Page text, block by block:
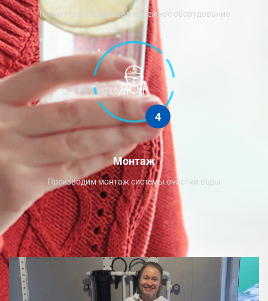
Только ннеобходимое и надежное оборудование
4
Монтаж
Производим монтаж системы очистки воды